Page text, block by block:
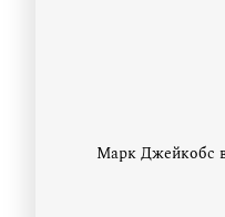
Марк Джейкобс